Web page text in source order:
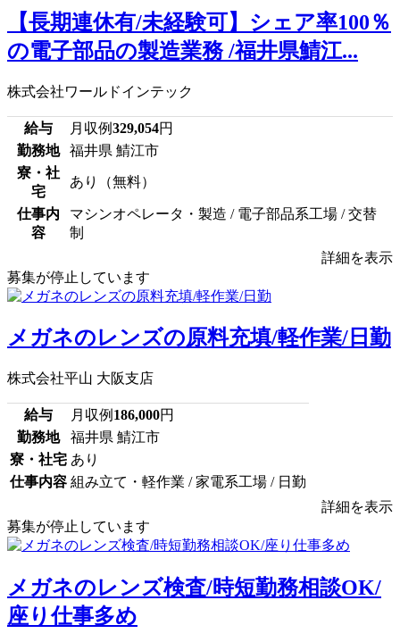
【長期連休有/未経験可】シェア率100％
の電子部品の製造業務 /福井県鯖江...
株式会社ワールドインテック
給与 月収例329,054円
勤務地
福井県 鯖江市
寮・社
宅
あり（無料）
仕事内
容
マシンオペレータ・製造 / 電子部品系工場 / 交替
制
詳細を表示
募集が停止しています
メガネのレンズの原料充填/軽作業/日勤
株式会社平山 大阪支店
給与 月収例 186,000円
勤務地
福井県 鯖江市
寮・社宅 あり
仕事内容 組み立て・軽作業 / 家電系工場 / 日勤
詳細を表示
募集が停止しています
メガネのレンズ検査/時短勤務相談OK/
座り仕事多め